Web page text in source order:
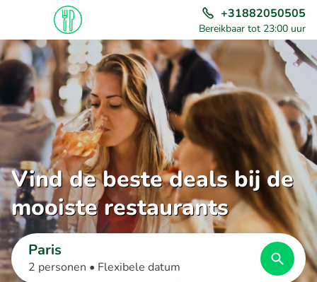
+31882050505
Bereikbaar tot 23:00 uur
Vind de beste deals bij de
mooiste restaurants
Paris
2 personen • Flexibele datum